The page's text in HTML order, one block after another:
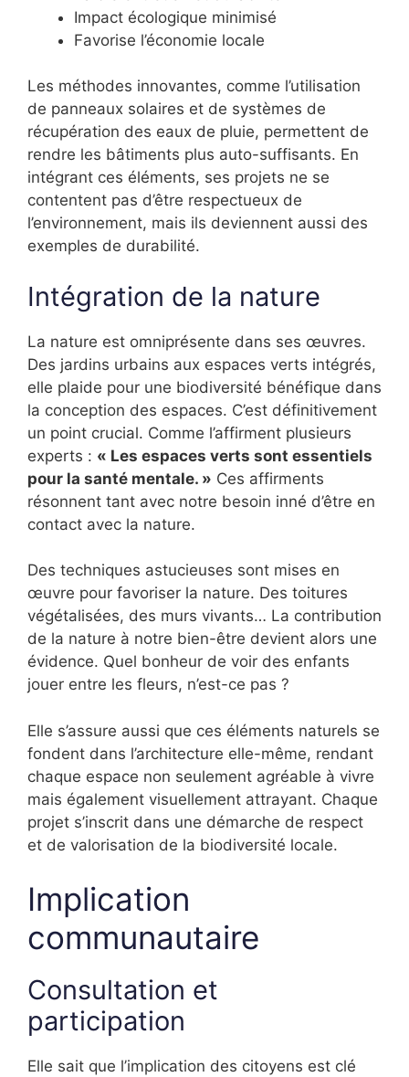
Impact écologique minimisé
Favorise l’économie locale
Les méthodes innovantes, comme l’utilisation
de panneaux solaires et de systèmes de
récupération des eaux de pluie, permettent de
rendre les bâtiments plus auto-suffisants. En
intégrant ces éléments, ses projets ne se
contentent pas d’être respectueux de
l’environnement, mais ils deviennent aussi des
exemples de durabilité.
Intégration de la nature
La nature est omniprésente dans ses œuvres.
Des jardins urbains aux espaces verts intégrés,
elle plaide pour une biodiversité bénéfique dans
la conception des espaces. C’est définitivement
un point crucial. Comme l’affirment plusieurs
experts : « Les espaces verts sont essentiels
pour la santé mentale. » Ces affirments
résonnent tant avec notre besoin inné d’être en
contact avec la nature.
Des techniques astucieuses sont mises en
œuvre pour favoriser la nature. Des toitures
végétalisées, des murs vivants… La contribution
de la nature à notre bien-être devient alors une
évidence. Quel bonheur de voir des enfants
jouer entre les fleurs, n’est-ce pas ?
Elle s’assure aussi que ces éléments naturels se
fondent dans l’architecture elle-même, rendant
chaque espace non seulement agréable à vivre
mais également visuellement attrayant. Chaque
projet s’inscrit dans une démarche de respect
et de valorisation de la biodiversité locale.
Implication
communautaire
Consultation et
participation
Elle sait que l’implication des citoyens est clé